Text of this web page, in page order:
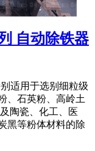
自动除铁器
适用于选别细粒级
、石英粉、高岭土
陶瓷、化工、医
黑等粉体材料的除